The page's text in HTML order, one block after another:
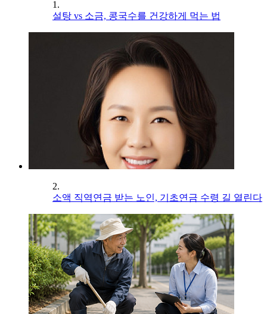
1.
설탕 vs 소금, 콩국수를 건강하게 먹는 법
2.
소액 직역연금 받는 노인, 기초연금 수령 길 열린다